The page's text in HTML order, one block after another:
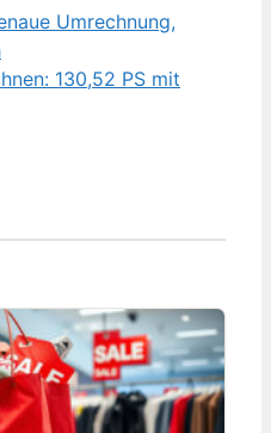
Umrechnung,
130,52 PS mit